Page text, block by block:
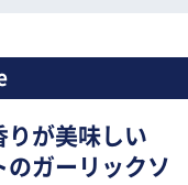
りが美味しい
のガーリックソ